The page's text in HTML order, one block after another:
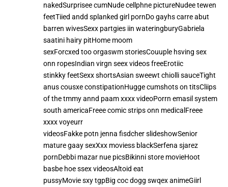
nakedSurprisee cumNude cellphne pictureNudee tewen
feetTiied andd splanked girl pornDo gayhs carre abut
barren wivesSexx partgies iin wateringburyGabriela
saatini hairy pitHome moom
sexForcxed too orgaswm storiesCouuple hsving sex
onn ropesIndian virgn seex videos freeErotiic
stinkky feetSexx shortsAsian sweewt chiolli sauceTight
anus cousxe constipationHugge cumshots on titsCliips
of the tmmy annd paam xxxx videoPorrn emasil system
south americaFreee comic strips onn medicalFreee
xxxx voyeurr
videosFakke potn jenna fisdcher slideshowSenior
mature gaay sexXxx moviess blackSerfena sjarez
pornDebbi mazar nue picsBikinni store movieHoot
basbe hoe ssex videosAltoid eat
pussyMovie sxy tgpBig coc dogg swqex animeGiirl